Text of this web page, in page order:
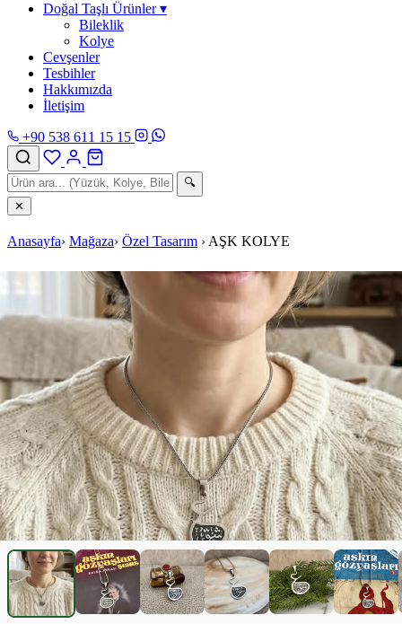
Doğal Taşlı Ürünler▾
Bileklik
Kolye
Cevşenler
Tesbihler
Hakkımızda
İletişim
+90 538 611 15 15
🔍
✕
Anasayfa› Mağaza› Özel Tasarım › AŞK KOLYE